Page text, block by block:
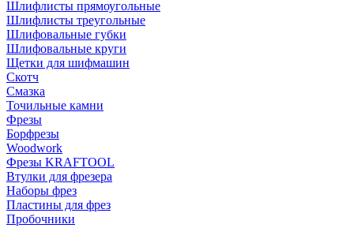
Шлифлисты прямоугольные
Шлифлисты треугольные
Шлифовальные губки
Шлифовальные круги
Щетки для шифмашин
Скотч
Смазка
Точильные камни
Фрезы
Борфрезы
Woodwork
Фрезы KRAFTOOL
Втулки для фрезера
Наборы фрез
Пластины для фрез
Пробочники